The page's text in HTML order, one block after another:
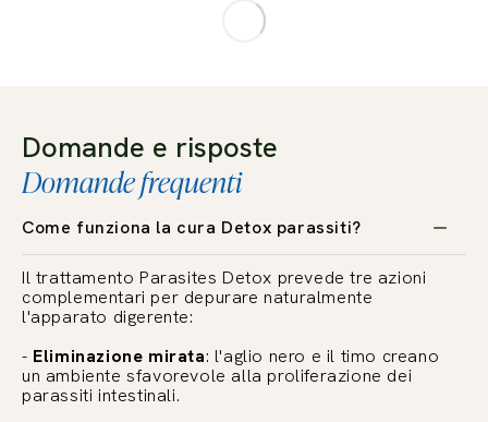
Domande e risposte
Domande frequenti
Come funziona la cura Detox parassiti?
Il trattamento Parasites Detox prevede tre azioni
complementari per depurare naturalmente
l'apparato digerente:
- Eliminazione mirata: l'aglio nero e il timo creano
un ambiente sfavorevole alla proliferazione dei
parassiti intestinali.